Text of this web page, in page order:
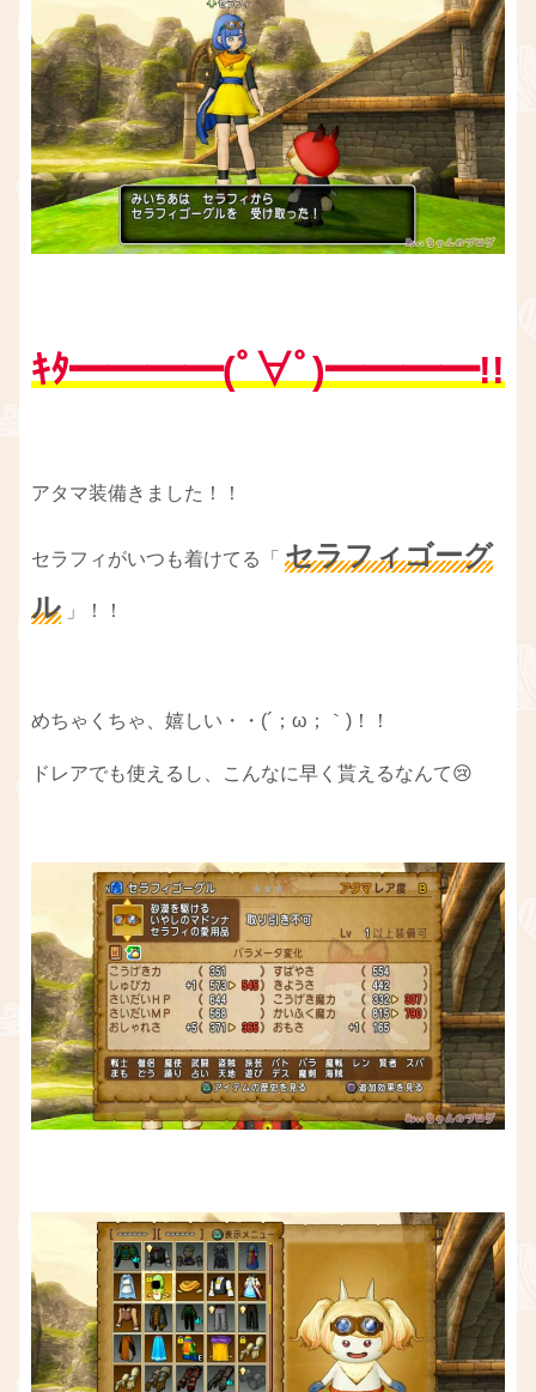
ｷﾀ━━━━(ﾟ∀ﾟ)━━━━!!
アタマ装備きました！！
セラフィがいつも着けてる「 セラフィゴーグ
ル 」！！
めちゃくちゃ、嬉しい・・(´；ω；｀)！！
ドレアでも使えるし、こんなに早く貰えるなんて😢